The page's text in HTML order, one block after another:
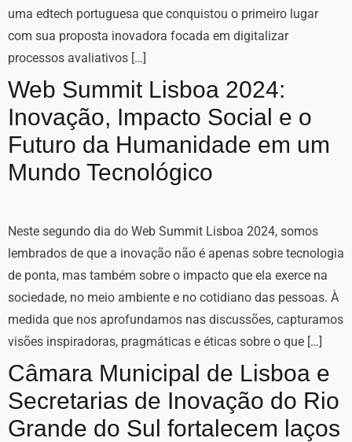
uma edtech portuguesa que conquistou o primeiro lugar
com sua proposta inovadora focada em digitalizar
processos avaliativos […]
Web Summit Lisboa 2024:
Inovação, Impacto Social e o
Futuro da Humanidade em um
Mundo Tecnológico
Neste segundo dia do Web Summit Lisboa 2024, somos
lembrados de que a inovação não é apenas sobre tecnologia
de ponta, mas também sobre o impacto que ela exerce na
sociedade, no meio ambiente e no cotidiano das pessoas. À
medida que nos aprofundamos nas discussões, capturamos
visões inspiradoras, pragmáticas e éticas sobre o que […]
Câmara Municipal de Lisboa e
Secretarias de Inovação do Rio
Grande do Sul fortalecem laços